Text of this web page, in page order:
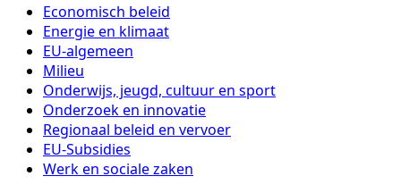
Economisch beleid
Energie en klimaat
EU-algemeen
Milieu
Onderwijs, jeugd, cultuur en sport
Onderzoek en innovatie
Regionaal beleid en vervoer
EU-Subsidies
Werk en sociale zaken